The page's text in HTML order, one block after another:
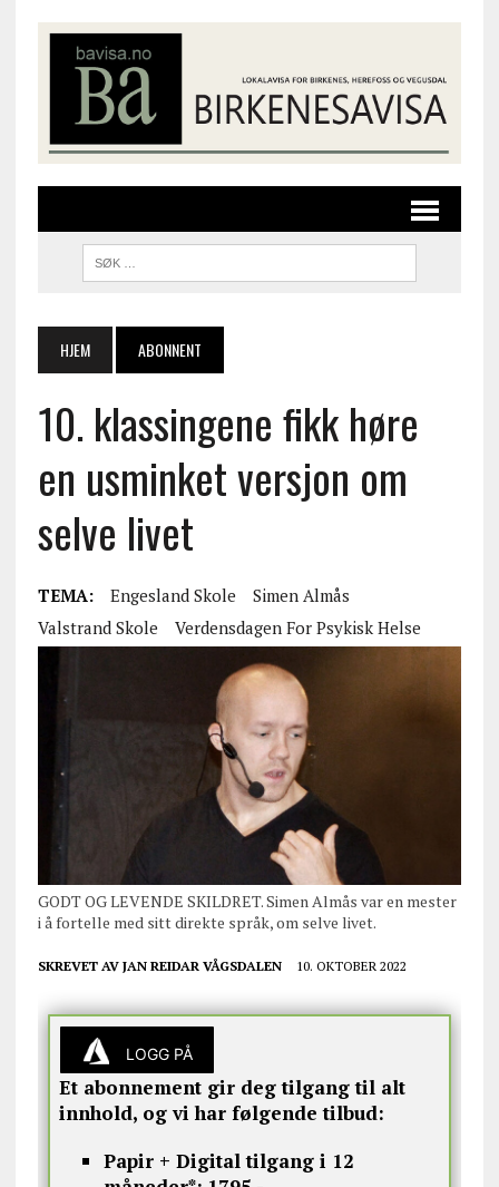
HJEM ABONNENT
10. klassingene fikk høre
en usminket versjon om
selve livet
TEMA: Engesland Skole
Simen Almås
Valstrand Skole
Verdensdagen For Psykisk Helse
GODT OG LEVENDE SKILDRET. Simen Almås var en mester
i å fortelle med sitt direkte språk, om selve livet.
SKREVET AV JAN REIDAR VÅGSDALEN 10. OKTOBER 2022
LOGG PÅ
Et abonnement gir deg tilgang til alt
innhold, og vi har følgende tilbud:
Papir + Digital tilgang i 12